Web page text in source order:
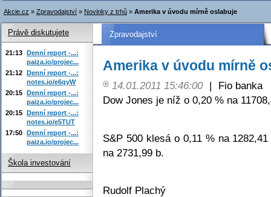
Akcie.cz » Zpravodajství » Novinky z trhů » Amerika v úvodu mírně oslabuje
Zpravodajství
Amerika v úvodu mírně
14.01.2011 15:46:00 |
Fio banka
Dow Jones je níž o 0,20 % na
S&P 500 klesá o 0,11 % na
na 2731,99 b.
Rudolf Plachý
Právě diskutujete
21:13 Denní report -...:
paiza.io/projec...
21:12 Denní report -...:
notes.io/e6qyW
20:15 Denní report -...:
paiza.io/projec...
20:15 Denní report -...:
notes.io/e5TUT
17:50 Denní report -...:
paiza.io/projec...
Škola investování